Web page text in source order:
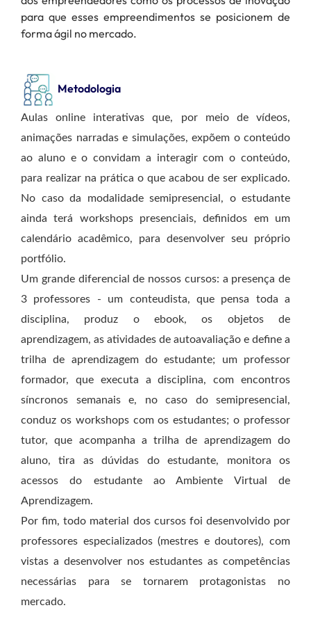
para que esses empreendimentos se posicionem de
forma ágil no mercado.
Metodologia
Aulas online interativas que, por meio de vídeos,
animações narradas e simulações, expõem o conteúdo
ao aluno e o convidam a interagir com o conteúdo,
para realizar na prática o que acabou de ser explicado.
No caso da modalidade semipresencial, o estudante
ainda terá workshops presenciais, definidos em um
calendário acadêmico, para desenvolver seu próprio
portfólio.
Um grande diferencial de nossos cursos: a presença de
3 professores - um conteudista, que pensa toda a
disciplina, produz o ebook, os objetos de
aprendizagem, as atividades de autoavaliação e define a
trilha de aprendizagem do estudante; um professor
formador, que executa a disciplina, com encontros
síncronos semanais e, no caso do semipresencial,
conduz os workshops com os estudantes; o professor
tutor, que acompanha a trilha de aprendizagem do
aluno, tira as dúvidas do estudante, monitora os
acessos do estudante ao Ambiente Virtual de
Aprendizagem.
Por fim, todo material dos cursos foi desenvolvido por
professores especializados (mestres e doutores), com
vistas a desenvolver nos estudantes as competências
necessárias para se tornarem protagonistas no
mercado.